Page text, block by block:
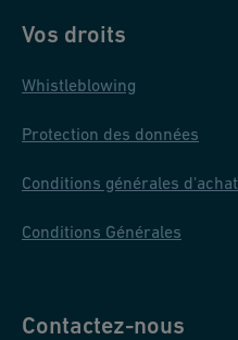
Vos droits
Whistleblowing
Protection des données
Conditions générales d'achat
Conditions Générales
Contactez-nous